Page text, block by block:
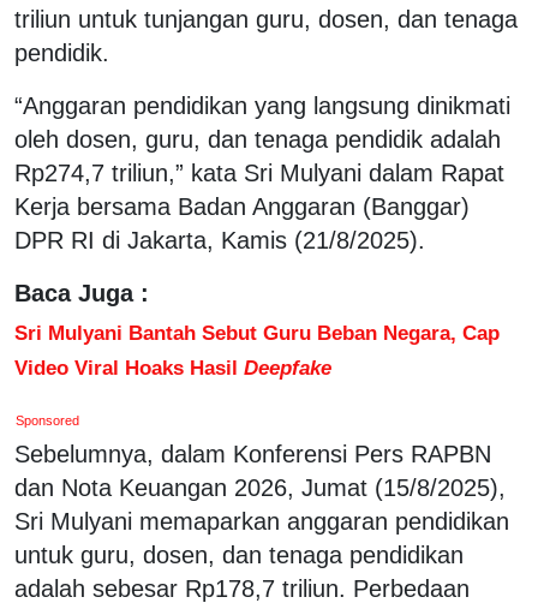
triliun untuk tunjangan guru, dosen, dan tenaga
pendidik.
“Anggaran pendidikan yang langsung dinikmati
oleh dosen, guru, dan tenaga pendidik adalah
Rp274,7 triliun,” kata Sri Mulyani dalam Rapat
Kerja bersama Badan Anggaran (Banggar)
DPR RI di Jakarta, Kamis (21/8/2025).
Baca Juga :
Sri Mulyani Bantah Sebut Guru Beban Negara, Cap
Video Viral Hoaks Hasil Deepfake
Sponsored
Sebelumnya, dalam Konferensi Pers RAPBN
dan Nota Keuangan 2026, Jumat (15/8/2025),
Sri Mulyani memaparkan anggaran pendidikan
untuk guru, dosen, dan tenaga pendidikan
adalah sebesar Rp178,7 triliun. Perbedaan